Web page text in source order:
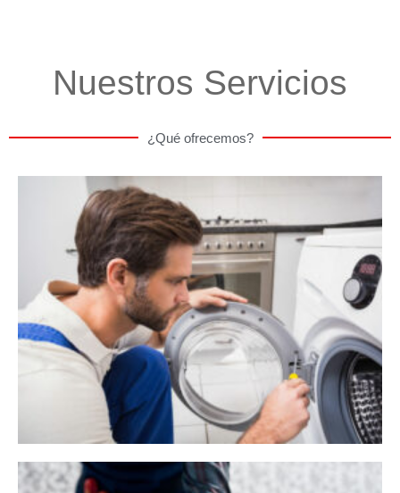
Nuestros Servicios
¿Qué ofrecemos?